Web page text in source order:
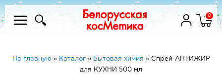
0
На главную» Каталог» Бытовая химия » Спрей-АНТИЖИР
для КУХНИ 500 мл